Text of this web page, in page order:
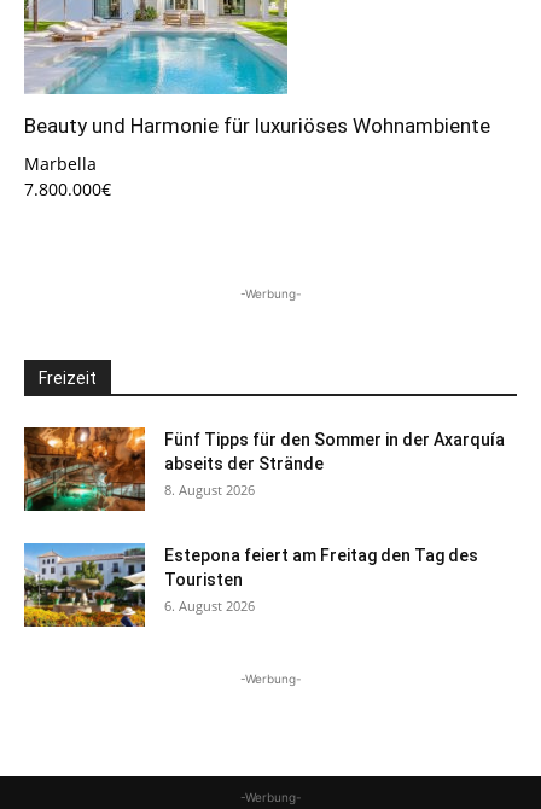
Beauty und Harmonie für luxuriöses Wohnambiente
Marbella
7.800.000€
-Werbung-
Freizeit
Fünf Tipps für den Sommer in der Axarquía
abseits der Strände
8. August 2026
Estepona feiert am Freitag den Tag des
Touristen
6. August 2026
-Werbung-
-Werbung-